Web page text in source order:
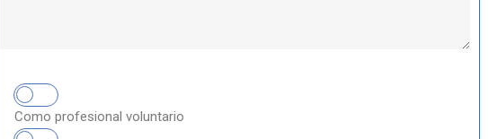
Como profesional voluntario